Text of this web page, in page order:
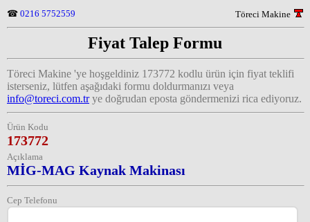
☎ 0216 5752559 Töreci Makine
Fiyat Talep Formu
Töreci Makine 'ye hoşgeldiniz 173772 kodlu ürün için fiyat teklifi
isterseniz, lütfen aşağıdaki formu doldurmanızı veya
info@toreci.com.trye doğrudan eposta göndermenizi rica ediyoruz.
Ürün Kodu
173772
Açıklama
MİG-MAG Kaynak Makinası
Cep Telefonu